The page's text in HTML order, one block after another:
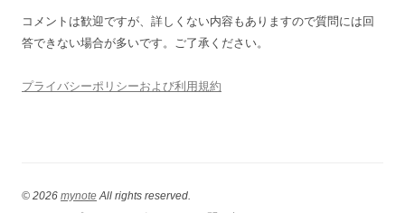
コメントは歓迎ですが、詳しくない内容もありますので質問には回
答できない場合が多いです。ご了承ください。
プライバシーポリシーおよび利用規約
© 2026 mynoteAll rights reserved.